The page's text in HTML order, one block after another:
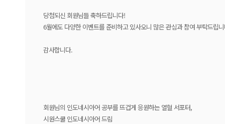
당첨되신 회원님들 축하드립니다!
6월에도 다양한 이벤트를 준비하고 있사오니 많은 관심과 참여 부탁드립
감사합니다.
회원님의 인도네시아어 공부를 뜨겁게 응원하는 열혈 서포터,
시원스쿨 인도네시아어 드림